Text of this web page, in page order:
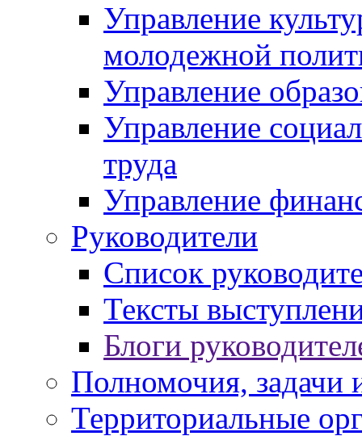
Управление
молодежной
Управление
Управление
труда
Управление
Руководители
Список
Тексты
Блоги
Полномочия, задачи
Территориальные